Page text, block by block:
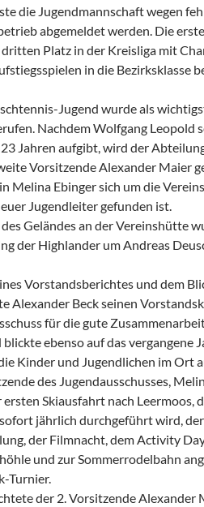
die Jugendmannschaft wegen
abgemeldet werden. Die
Platz in der Kreisliga mit
in die Bezirksklasse
Jugend wurde als
Nachdem Wolfgang Leopold
Jahren aufgibt, wird der
Vorsitzende Alexander Maier
Melina Ebinger sich um die
Jugendleiter gefunden ist.
Geländes an der Vereinshütte
der Highlander um Andreas
Vorstandsberichtes und dem
Alexander Beck seinen
für die gute
ebenso auf das vergangene
Kinder und Jugendlichen im Ort
des Jugendausschusses,
Skiausfahrt nach Leermoos,
jährlich durchgeführt wird, der
der Filmnacht, dem Activity
und zur Sommerrodelbahn
Turnier.
der 2. Vorsitzende Alexander